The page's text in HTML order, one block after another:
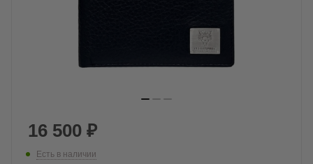
16 500 ₽
Есть в наличии